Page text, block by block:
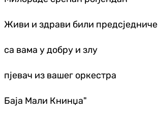
Живи и здрави били предсједниче
са вама у добру и злу
пјевач из вашег оркестра
Баја Мали Книнџа"